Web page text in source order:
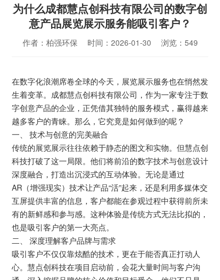
为什么成都慧点创科技有限公司的数字创
意产品展览展示服务能吸引客户？
作者：柏强环保 时间：2026-01-30 浏览：549
在数字化浪潮席卷全球的今天，展览展示服务也在悄然发
生着变革。成都慧点创科技有限公司，作为一家专注于数
字创意产品的企业，正凭借其独特的服务模式，赢得越来
越多客户的青睐。那么，它究竟是如何做到的呢？
一、 技术与创意的完美融合
传统的展览展示往往依赖于静态的图文和实物。但慧点创
科技打破了这一局限。他们将前沿的数字技术与创意设计
深度融合，打造出沉浸式的互动体验。无论是通过
AR（增强现实）技术让产品“活”起来，还是利用多媒体交
互屏提供丰富的信息，客户都能在参观过程中获得前所未
有的新鲜感和参与感。这种体验是传统方式无法比拟的，
也是吸引客户的第一大亮点。
二、 深度理解客户品牌与需求
吸引客户不仅仅靠炫酷的技术，更在于能否真正打动人
心。慧点创科技在项目启动前，会花大量时间与客户沟